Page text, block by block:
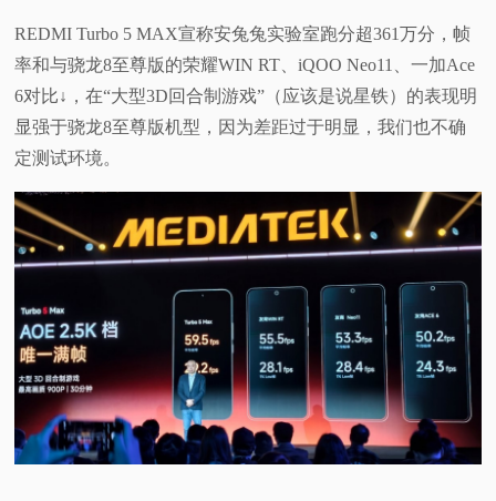
REDMI Turbo 5 MAX宣称安兔兔实验室跑分超361万分，帧
率和与骁龙8至尊版的荣耀WIN RT、iQOO Neo11、一加Ace
6对比↓，在“大型3D回合制游戏”（应该是说星铁）的表现明
显强于骁龙8至尊版机型，因为差距过于明显，我们也不确
定测试环境。